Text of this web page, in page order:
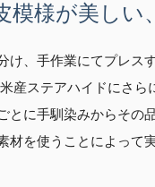
模様が美しい
け、手作業にてプレス
産ステアハイドにさ
とに手馴染みからその
材を使うことによって